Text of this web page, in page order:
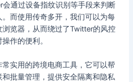
通过设备指纹识别等手段来判断
而使用传奇多开，我们可以为每
览器，从而绕过了Twitter的风控
作的便利。
实用的跨境电商工具，它可以帮
批量管理，提供安全隔离和隐私